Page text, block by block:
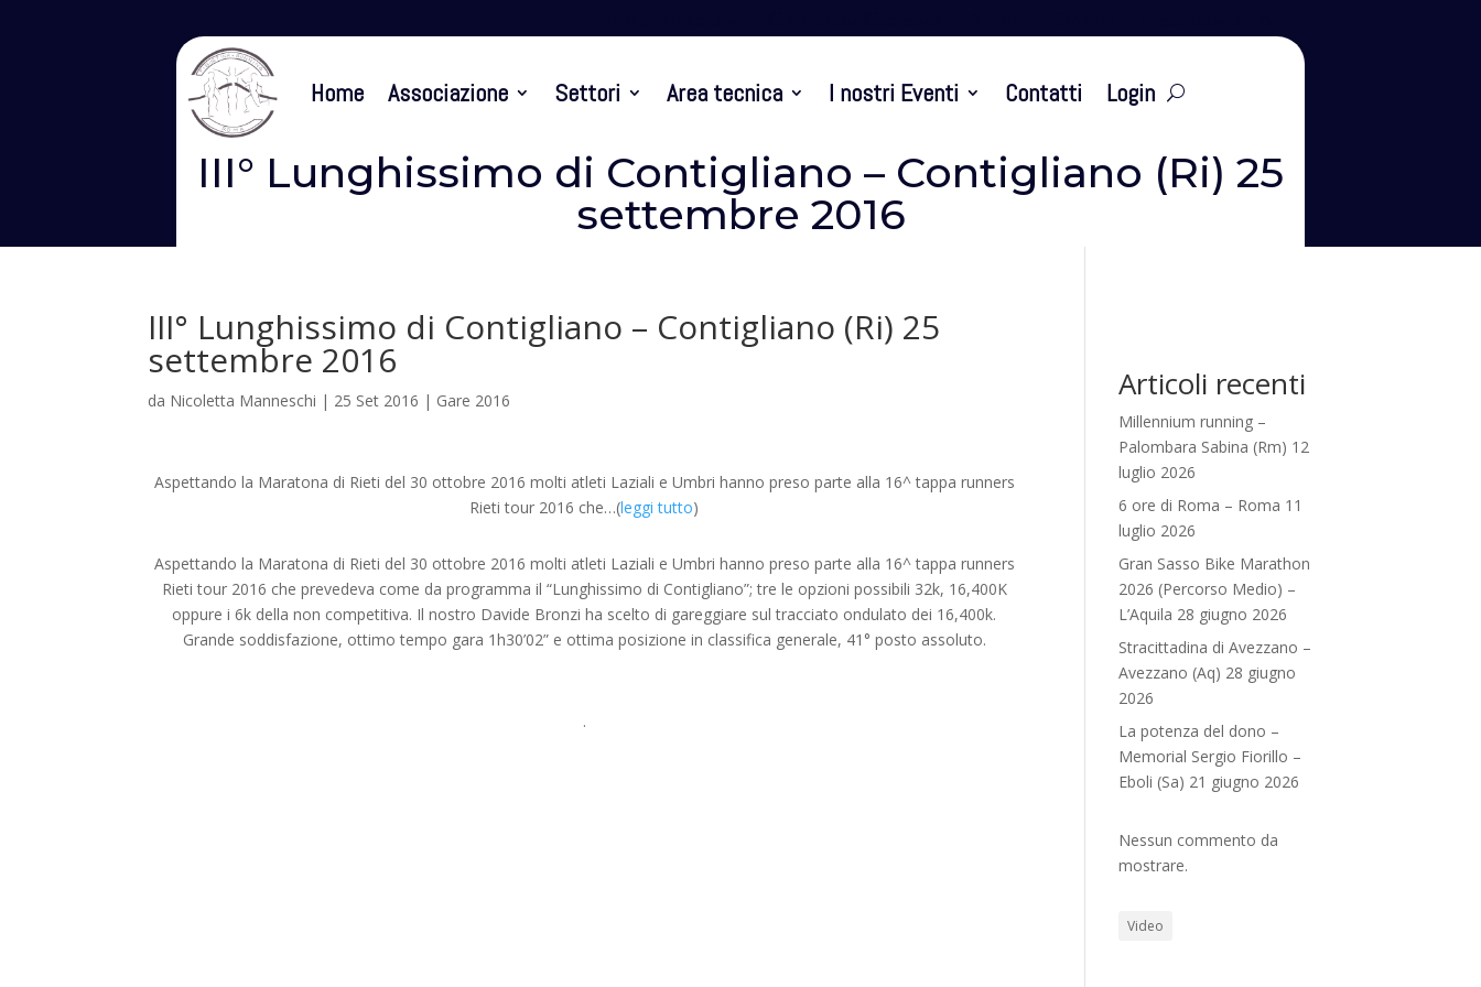
Home Associazione Settori Area tecnica I nostri Eventi Contatti Login
III° Lunghissimo di Contigliano – Contigliano (Ri) 25
settembre 2016
III° Lunghissimo di Contigliano – Contigliano (Ri) 25
settembre 2016
da Nicoletta Manneschi | 25 Set 2016 | Gare 2016
Aspettando la Maratona di Rieti del 30 ottobre 2016 molti atleti Laziali e Umbri hanno preso parte alla 16^ tappa runners
Rieti tour 2016 che…(leggi tutto)
Aspettando la Maratona di Rieti del 30 ottobre 2016 molti atleti Laziali e Umbri hanno preso parte alla 16^ tappa runners
Rieti tour 2016 che prevedeva come da programma il “Lunghissimo di Contigliano”; tre le opzioni possibili 32k, 16,400K
oppure i 6k della non competitiva. Il nostro Davide Bronzi ha scelto di gareggiare sul tracciato ondulato dei 16,400k.
Grande soddisfazione, ottimo tempo gara 1h30’02” e ottima posizione in classifica generale, 41° posto assoluto.
.
Articoli recenti
Millennium running –
Palombara Sabina (Rm) 12
luglio 2026
6 ore di Roma – Roma 11
luglio 2026
Gran Sasso Bike Marathon
2026 (Percorso Medio) –
L’Aquila 28 giugno 2026
Stracittadina di Avezzano –
Avezzano (Aq) 28 giugno
2026
La potenza del dono –
Memorial Sergio Fiorillo –
Eboli (Sa) 21 giugno 2026
Nessun commento da
mostrare.
Video